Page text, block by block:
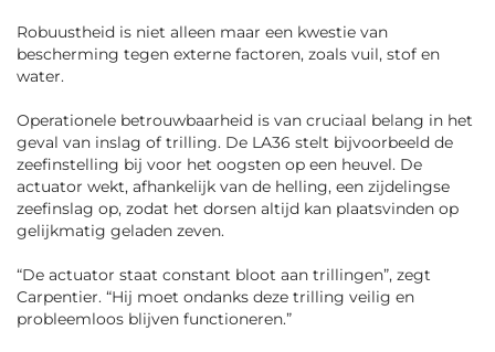
Robuustheid is niet alleen maar een kwestie van
bescherming tegen externe factoren, zoals vuil, stof en
water.
Operationele betrouwbaarheid is van cruciaal belang in het
geval van inslag of trilling. De LA36 stelt bijvoorbeeld de
zeefinstelling bij voor het oogsten op een heuvel. De
actuator wekt, afhankelijk van de helling, een zijdelingse
zeefinslag op, zodat het dorsen altijd kan plaatsvinden op
gelijkmatig geladen zeven.
“De actuator staat constant bloot aan trillingen”, zegt
Carpentier. “Hij moet ondanks deze trilling veilig en
probleemloos blijven functioneren.”